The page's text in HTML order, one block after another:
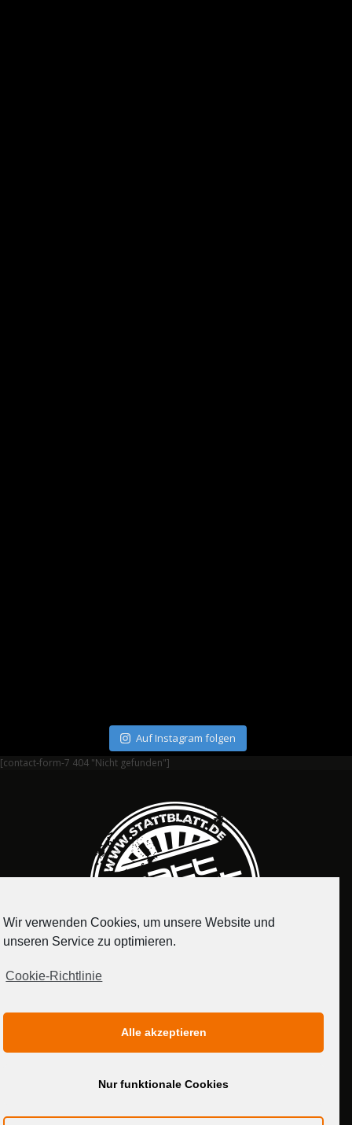
Auf Instagram folgen
[contact-form-7 404 "Nicht gefunden"]
MEDIADATEN
Wir verwenden Cookies, um unsere Website und
unseren Service zu optimieren.
Cookie-Richtlinie
Alle akzeptieren
Nur funktionale Cookies